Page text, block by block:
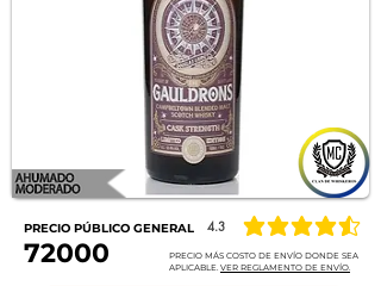
PRECIO PÚBLICO GENERAL 4.3 la calificación
72000
PRECIO MÁS COSTO DE ENVÍO DONDE SEA
APLICABLE. VER REGLAMENTO DE ENVÍO.